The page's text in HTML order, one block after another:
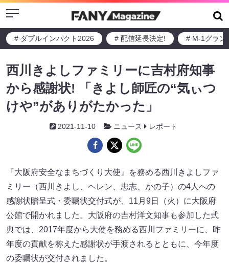
Menu
# ダブルインパクト2026 # 配信延長決定! # M-1グラン
西川きよしファミリーに吉村府知事
から感謝状! 「きよし師匠の“気ぃつ
けや”がありがたかった」
2021-11-10 ニュース レポート
『大阪府安全なまちづくり大使』を務める西川きよしファ
ミリー（西川きよし、ヘレン、忠志、かの子）の4人への
感謝状贈呈式・委嘱状交付式が、11月9日（火）に大阪府
公館で開かれました。大阪府の吉村洋文知事も参加した式
典では、2017年度から大使を務める西川ファミリーに、昨
年度の貢献を称えた感謝状が手渡されるとともに、今年度
の委嘱状が交付されました。